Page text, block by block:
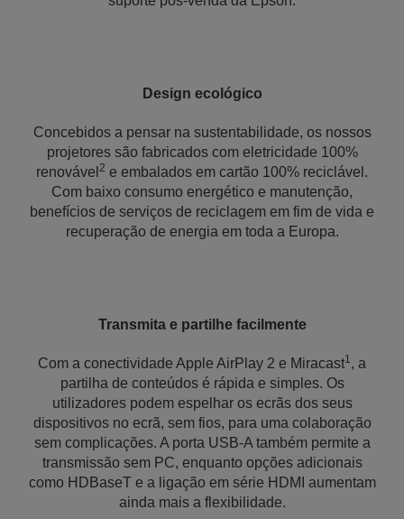
Design ecológico
Concebidos a pensar na sustentabilidade, os nossos
projetores são fabricados com eletricidade 100%
renovável 2 e embalados em cartão 100% reciclável.
Com baixo consumo energético e manutenção,
benefícios de serviços de reciclagem em fim de vida e
recuperação de energia em toda a Europa.
Transmita e partilhe facilmente
Com a conectividade Apple AirPlay 2 e Miracast1, a
partilha de conteúdos é rápida e simples. Os
utilizadores podem espelhar os ecrãs dos seus
dispositivos no ecrã, sem fios, para uma colaboração
sem complicações. A porta USB-A também permite a
transmissão sem PC, enquanto opções adicionais
como HDBaseT e a ligação em série HDMI aumentam
ainda mais a flexibilidade.